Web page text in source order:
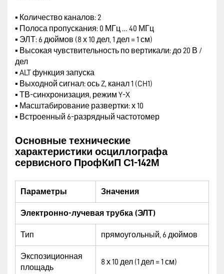
▪ Количество каналов: 2
▪ Полоса пропускания: 0 МГц … 40 МГц
▪ ЭЛТ: 6 дюймов (8 х 10 дел, 1 дел = 1 см)
▪ Высокая чувствительность по вертикали: до 20 В /
дел
▪ ALT функция запуска
▪ Выходной сигнал: ось Z, канал 1 (CH1)
▪ ТВ-синхронизация, режим Y-X
▪ Масштабирование развертки: х 10
▪ Встроенный 6-разрядный частотомер
Основные технические
характеристики осциллографа
сервисного ПрофКиП С1-142М
Параметры Значения
Электронно-лучевая трубка (ЭЛТ)
Тип прямоугольный, 6 дюймов
Экспозиционная
площадь
8 х 10 дел (1 дел = 1 см)